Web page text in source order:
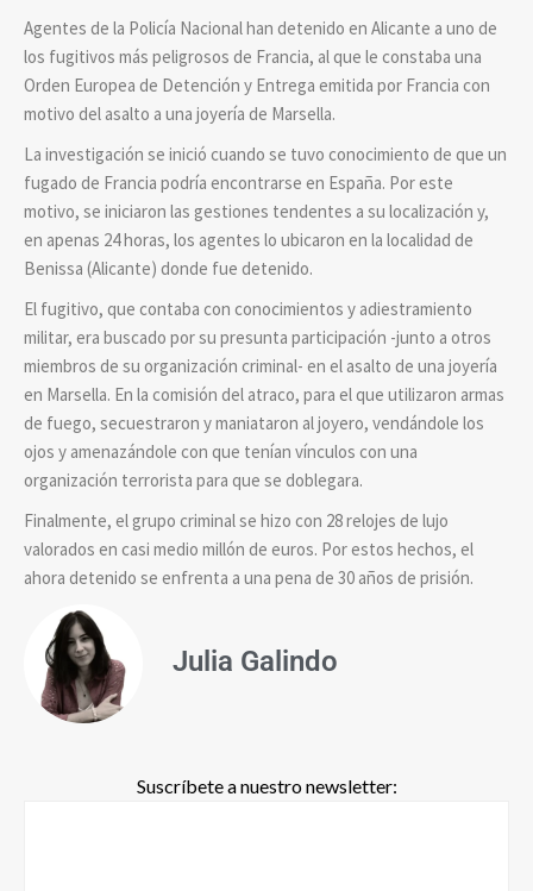
Agentes de la Policía Nacional han detenido en Alicante a uno de
los fugitivos más peligrosos de Francia, al que le constaba una
Orden Europea de Detención y Entrega emitida por Francia con
motivo del asalto a una joyería de Marsella.
La investigación se inició cuando se tuvo conocimiento de que un
fugado de Francia podría encontrarse en España. Por este
motivo, se iniciaron las gestiones tendentes a su localización y,
en apenas 24 horas, los agentes lo ubicaron en la localidad de
Benissa (Alicante) donde fue detenido.
El fugitivo, que contaba con conocimientos y adiestramiento
militar, era buscado por su presunta participación -junto a otros
miembros de su organización criminal- en el asalto de una joyería
en Marsella. En la comisión del atraco, para el que utilizaron armas
de fuego, secuestraron y maniataron al joyero, vendándole los
ojos y amenazándole con que tenían vínculos con una
organización terrorista para que se doblegara.
Finalmente, el grupo criminal se hizo con 28 relojes de lujo
valorados en casi medio millón de euros. Por estos hechos, el
ahora detenido se enfrenta a una pena de 30 años de prisión.
Julia Galindo
Suscríbete a nuestro newsletter: